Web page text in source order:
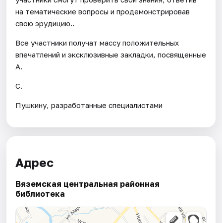
на тематические вопросы и продемонстрировав
свою эрудицию..
Все участники получат массу положительных
впечатлений и эксклюзивные закладки, посвященные
А.
С.
Пушкину, разработанные специалистами
Адрес
Вяземская центральная районная
библиотека